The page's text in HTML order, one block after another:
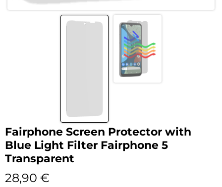
Fairphone Screen Protector with
Blue Light Filter Fairphone 5
Transparent
28,90 €